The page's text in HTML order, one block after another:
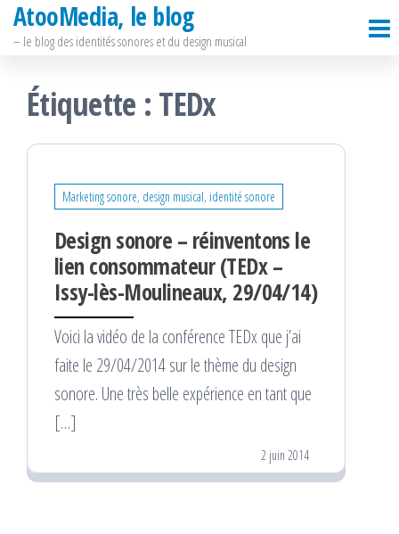
Passer
AtooMedia, le blog
– le blog des identités sonores et du design musical
Étiquette : TEDx
Marketing sonore, design musical, identité sonore
Design sonore – réinventons le
lien consommateur (TEDx –
Issy-lès-Moulineaux, 29/04/14)
Voici la vidéo de la conférence TEDx que j’ai
faite le 29/04/2014 sur le thème du design
sonore. Une très belle expérience en tant que
[…]
2 juin 2014